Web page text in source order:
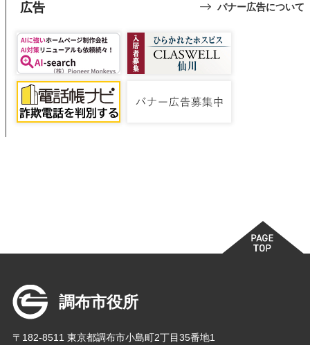
広告 バナー広告について
調布市役所
〒182-8511 東京都調布市小島町2丁目35番地1